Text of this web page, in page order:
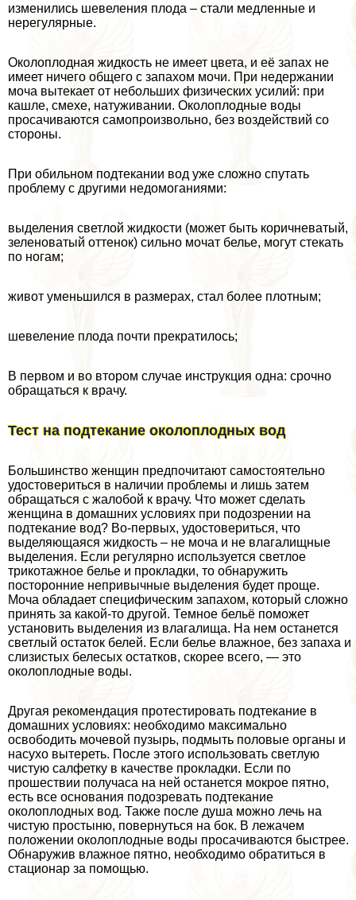
изменились шевеления плода – стали медленные и
нерегулярные.
Околоплодная жидкость не имеет цвета, и её запах не
имеет ничего общего с запахом мочи. При недержании
моча вытекает от небольших физических усилий: при
кашле, смехе, натуживании. Околоплодные воды
просачиваются самопроизвольно, без воздействий со
стороны.
При обильном подтекании вод уже сложно спутать
проблему с другими недомоганиями:
выделения светлой жидкости (может быть коричневатый,
зеленоватый оттенок) сильно мочат белье, могут стекать
по ногам;
живот уменьшился в размерах, стал более плотным;
шевеление плода почти прекратилось;
В первом и во втором случае инструкция одна: срочно
обращаться к врачу.
Тест на подтекание околоплодных вод
Большинство женщин предпочитают самостоятельно
удостовериться в наличии проблемы и лишь затем
обращаться с жалобой к врачу. Что может сделать
женщина в домашних условиях при подозрении на
подтекание вод? Во-первых, удостовериться, что
выделяющаяся жидкость – не моча и не влагалищные
выделения. Если регулярно используется светлое
трикотажное белье и прокладки, то обнаружить
посторонние непривычные выделения будет проще.
Моча обладает специфическим запахом, который сложно
принять за какой-то другой. Темное бельё поможет
установить выделения из влагалища. На нем останется
светлый остаток белей. Если белье влажное, без запаха и
слизистых белесых остатков, скорее всего, — это
околоплодные воды.
Другая рекомендация протестировать подтекание в
домашних условиях: необходимо максимально
освободить мочевой пузырь, подмыть пoлoвые органы и
насухо вытереть. После этого использовать светлую
чистую салфетку в качестве прокладки. Если по
прошествии получаса на ней останется мокрое пятно,
есть все основания подозревать подтекание
околоплодных вод. Также после душа можно лечь на
чистую простыню, повернуться на бок. В лежачем
положении околоплодные воды просачиваются быстрее.
Обнаружив влажное пятно, необходимо обратиться в
стационар за помощью.